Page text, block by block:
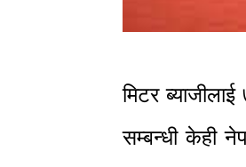
मिटर
सम्बन्धी केही